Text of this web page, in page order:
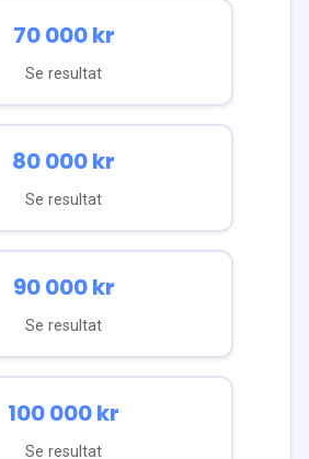
70 000kr
Se resultat
80 000kr
Se resultat
90 000kr
Se resultat
100 000kr
Se resultat